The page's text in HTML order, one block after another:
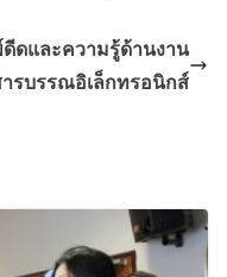
ดและความรู้ด้านงาน
รบรรณอิเล็กทรอนิกส์